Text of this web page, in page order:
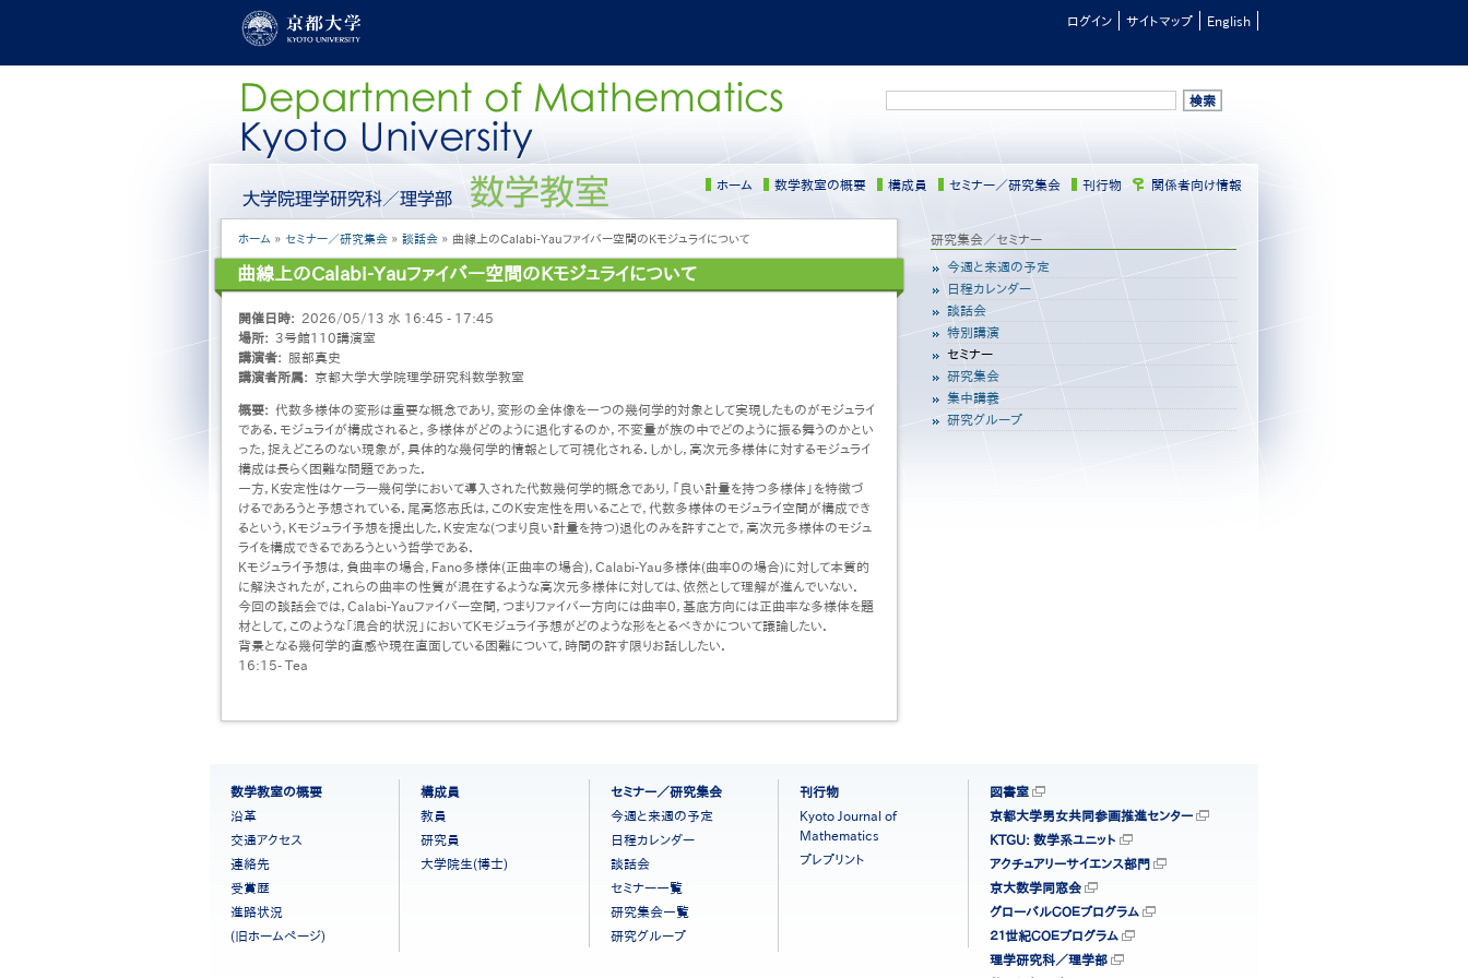
コ
ログイン サイトマップ English
ー
ル
ニ
［日
語］
ホーム 数学教室の概要 構成員 セミナー／研究集会 刊行物 関係者向け情報
パ
ン
く
ず
ホーム セミナー／研究集会 談話会 曲線上のCalabi-Yauファイバー空間のKモジュライについて
曲線上のCalabi-Yauファイバー空間のKモジュライについて
開催日時
2026/05/13 水 16:45 - 17:45
場所
3号館110講演室
講演者
服部真史
講演者所属
京都大学大学院理学研究科数学教室
概要
代数多様体の変形は重要な概念であり，変形の全体像を一つの幾何学的対象として実現したものがモジュライ
である．モジュライが構成されると，多様体がどのように退化するのか，不変量が族の中でどのように振る舞うのかとい
った，捉えどころのない現象が，具体的な幾何学的情報として可視化される．しかし，高次元多様体に対するモジュライ
構成は長らく困難な問題であった．
一方，K安定性はケーラー幾何学において導入された代数幾何学的概念であり，「良い計量を持つ多様体」を特徴づ
けるであろうと予想されている．尾高悠志氏は，このK安定性を用いることで，代数多様体のモジュライ空間が構成でき
るという，Kモジュライ予想を提出した．K安定な(つまり良い計量を持つ)退化のみを許すことで，高次元多様体のモジュ
ライを構成できるであろうという哲学である．
Kモジュライ予想は，負曲率の場合，Fano多様体(正曲率の場合)，Calabi-Yau多様体(曲率0の場合)に対して本質的
に解決されたが，これらの曲率の性質が混在するような高次元多様体に対しては、依然として理解が進んでいない．
今回の談話会では，Calabi-Yauファイバー空間，つまりファイバー方向には曲率0，基底方向には正曲率な多様体を題
材として，このような「混合的状況」においてKモジュライ予想がどのような形をとるべきかについて議論したい．
背景となる幾何学的直感や現在直面している困難について，時間の許す限りお話ししたい．
16:15- Tea
サ
メ
ニ
ュ
ー
［日
本
語］
研究集会／セミナー
今週と来週の予定
日程カレンダー
談話会
特別講演
セミナー
研究集会
集中講義
研究グループ
［日
数学教室の概要
沿革
交通アクセス
連絡先
受賞歴
進路状況
(旧ホームページ)
構成員
教員
研究員
大学院生(博士)
セミナー／研究集会
今週と来週の予定
日程カレンダー
談話会
セミナー一覧
研究集会一覧
研究グループ
刊行物
Kyoto Journal of
Mathematics
プレプリント
図書室
京都大学男女共同参画推進センター
KTGU: 数学系ユニット
アクチュアリーサイエンス部門
京大数学同窓会
グローバルＣＯＥプログラム
２１世紀ＣＯＥプログラム
理学研究科／理学部